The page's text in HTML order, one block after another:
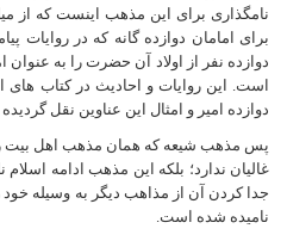
نامگذاری برای این مذهب اینست که از
برای امامان دوازده گانه که در روایات
دوازده نفر از اولاد آن حضرت را به عنوان
است. این روایات و احادیث در کتاب
دوازده امیر و امثال این عناوین نقل
پس مذهب شیعه که همان مذهب اهل بیت
غالیان ندارد؛ بلکه این مذهب ادامه
جدا کردن آن از مذاهب دیگر به وسیله
نامیده شده است.